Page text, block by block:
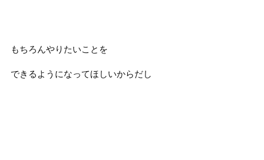
もちろんやりたいことを
できるようになってほしいからだし